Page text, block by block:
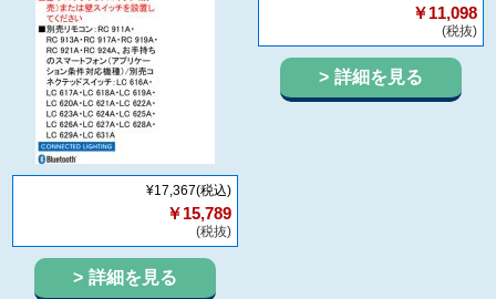
¥17,367(税込)
￥15,789
(税抜)
詳細を見る
￥11,098
(税抜)
詳細を見る